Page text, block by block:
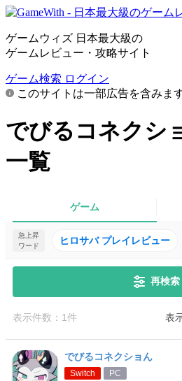
ゲームウィズ 日本最大級の
ゲームレビュー・攻略サイト
ゲーム検索 ログイン
このサイトは一部広告を含みま
でびるコネクシ
一覧